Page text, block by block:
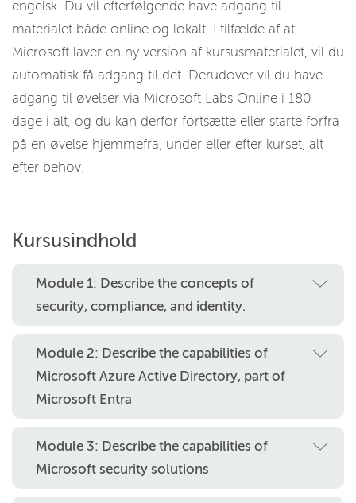
engelsk. Du vil efterfølgende have adgang til
materialet både online og lokalt. I tilfælde af at
Microsoft laver en ny version af kursusmaterialet, vil du
automatisk få adgang til det. Derudover vil du have
adgang til øvelser via Microsoft Labs Online i 180
dage i alt, og du kan derfor fortsætte eller starte forfra
på en øvelse hjemmefra, under eller efter kurset, alt
efter behov.
Kursusindhold
Module 1: Describe the concepts of
security, compliance, and identity.
Module 2: Describe the capabilities of
Microsoft Azure Active Directory, part of
Microsoft Entra
Module 3: Describe the capabilities of
Microsoft security solutions